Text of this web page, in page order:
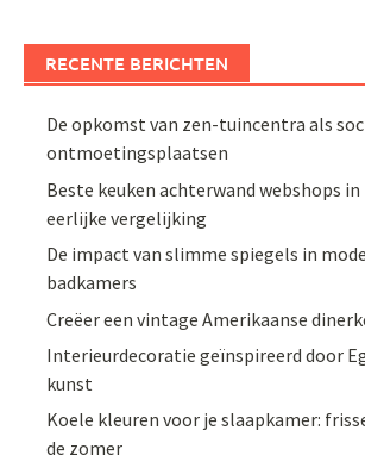
RECENTE BERICHTEN
De opkomst van zen-tuincentra als
ontmoetingsplaatsen
Beste keuken achterwand webshops in
eerlijke vergelijking
De impact van slimme spiegels in
badkamers
Creëer een vintage Amerikaanse
Interieurdecoratie geïnspireerd door
kunst
Koele kleuren voor je slaapkamer:
de zomer